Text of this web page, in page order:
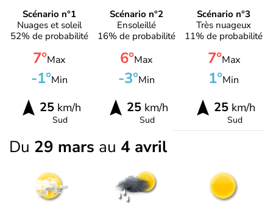
Scénario n°1
Nuages et soleil
52% de probabilité
7°Max
-1°Min
25km/h
Sud
Scénario n°2
Ensoleillé
16% de probabilité
6°Max
-3°Min
25km/h
Sud
Scénario n°3
Très nuageux
11% de probabilité
7°Max
1°Min
25 km/h
Sud
Du 29 mars au 4 avril